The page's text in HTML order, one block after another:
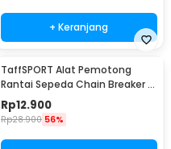
+ Keranjang
TaffSPORT Alat Pemotong
Rantai Sepeda Chain Breaker -
JLQ-01
Rp12.900
Rp28.900 56%